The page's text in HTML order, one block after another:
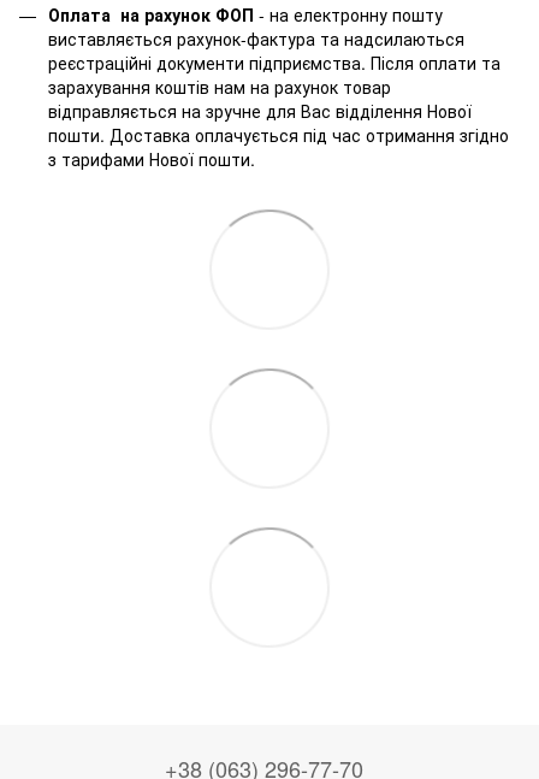
Оплата на рахунок ФОП - на електронну пошту
виставляється рахунок-фактура та надсилаються
реєстраційні документи підприємства. Після оплати та
зарахування коштів нам на рахунок товар
відправляється на зручне для Вас відділення Нової
пошти. Доставка оплачується під час отримання згідно
з тарифами Нової пошти.
+38 (063) 296-77-70